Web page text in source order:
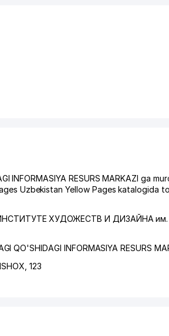
INFORMASIYA RESURS MARKAZI ga
Uzbekistan Yellow Pages katalogida
ХУДОЖЕСТВ И ДИЗАЙНА им.
QO'SHIDAGI INFORMASIYA RESURS
, 123